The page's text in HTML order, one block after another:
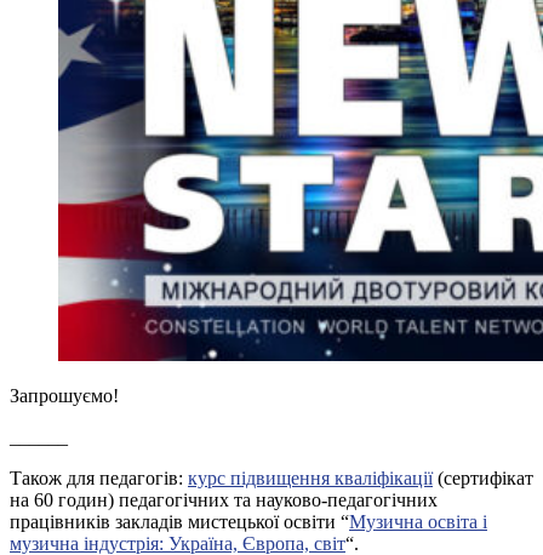
Запрошуємо!
Також для педагогів: курс підвищення кваліфікації(сертифікат
на 60 годин) педагогічних та науково-педагогічних
працівників закладів мистецької освіти “Музична освіта і
музична індустрія: Україна, Європа, світ“.